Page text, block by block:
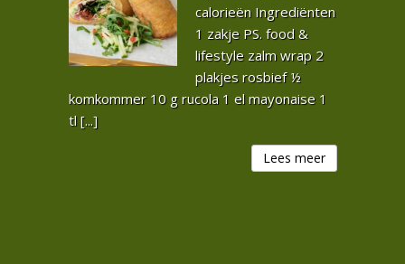
calorieën Ingrediënten
1 zakje PS. food &
lifestyle zalm wrap 2
plakjes rosbief ½
komkommer 10 g rucola 1 el mayonaise 1
tl [...]
Lees meer